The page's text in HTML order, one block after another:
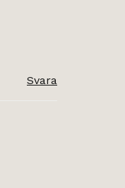
Svara